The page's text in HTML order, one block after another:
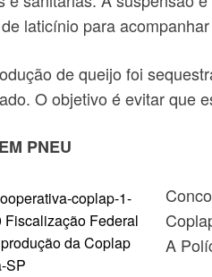
laticínio para
de queijo foi
O objetivo é evitar que
PNEU
A